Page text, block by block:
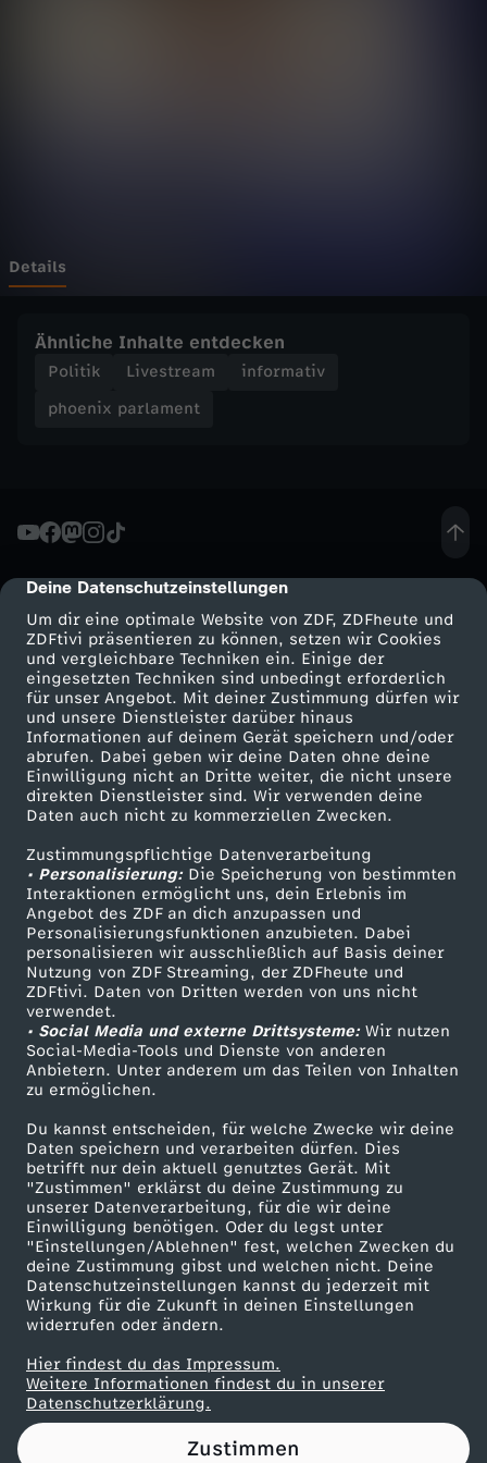
cmp-dialog-description
Deine Datenschutzeinstellungen
Um dir eine optimale Website von ZDF, ZDFheute und
ZDFtivi präsentieren zu können, setzen wir Cookies
und vergleichbare Techniken ein. Einige der
eingesetzten Techniken sind unbedingt erforderlich
für unser Angebot. Mit deiner Zustimmung dürfen wir
und unsere Dienstleister darüber hinaus
Informationen auf deinem Gerät speichern und/oder
abrufen. Dabei geben wir deine Daten ohne deine
Einwilligung nicht an Dritte weiter, die nicht unsere
direkten Dienstleister sind. Wir verwenden deine
Daten auch nicht zu kommerziellen Zwecken.
Zustimmungspflichtige Datenverarbeitung
• Personalisierung:Die Speicherung von bestimmten
Interaktionen ermöglicht uns, dein Erlebnis im
Angebot des ZDF an dich anzupassen und
Personalisierungsfunktionen anzubieten. Dabei
personalisieren wir ausschließlich auf Basis deiner
Nutzung von ZDF Streaming, der ZDFheute und
ZDFtivi. Daten von Dritten werden von uns nicht
verwendet.
• Social Media und externe Drittsysteme:Wir nutzen
Social-Media-Tools und Dienste von anderen
Anbietern. Unter anderem um das Teilen von Inhalten
zu ermöglichen.
Du kannst entscheiden, für welche Zwecke wir deine
Daten speichern und verarbeiten dürfen. Dies
betrifft nur dein aktuell genutztes Gerät. Mit
"Zustimmen" erklärst du deine Zustimmung zu
unserer Datenverarbeitung, für die wir deine
Einwilligung benötigen. Oder du legst unter
"Einstellungen/Ablehnen" fest, welchen Zwecken du
deine Zustimmung gibst und welchen nicht. Deine
Datenschutzeinstellungen kannst du jederzeit mit
Wirkung für die Zukunft in deinen Einstellungen
widerrufen oder ändern.
Hier findest du das Impressum.
Weitere Informationen findest du in unserer
Datenschutzerklärung.
Zustimmen
m
n
P
r
ä
s
i
d
e
n
t
i
n
G
e
o
r
g
i
e
Details
Ähnliche Inhalte entdecken
Politik Livestream
informativ
phoenix parlament
Mehr ZDF
ZDF-Apps
Smart TV
ZDFtext
Livestreams
Sendungen A-Z
TV-Programm
Service
ZDFmitreden
Kontakt zum ZDF
Tickets
Zuschauerservice
Hilfe
ZDF Unternehmen
Karriere
ZDF goes Schule
Werbefernsehen
Mainzelmännchen
Partner